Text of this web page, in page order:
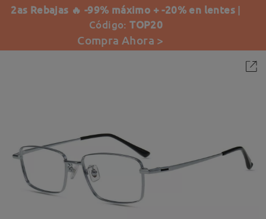
2as Rebajas 🔥 -99% máximo + -20% en lentes |
Código:TOP20
Compra Ahora >